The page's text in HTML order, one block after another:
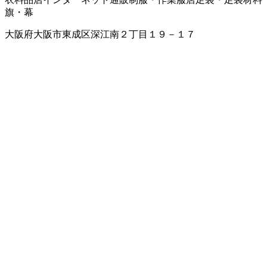
旗・幕
大阪府大阪市東成区深江南２丁目１９－１７